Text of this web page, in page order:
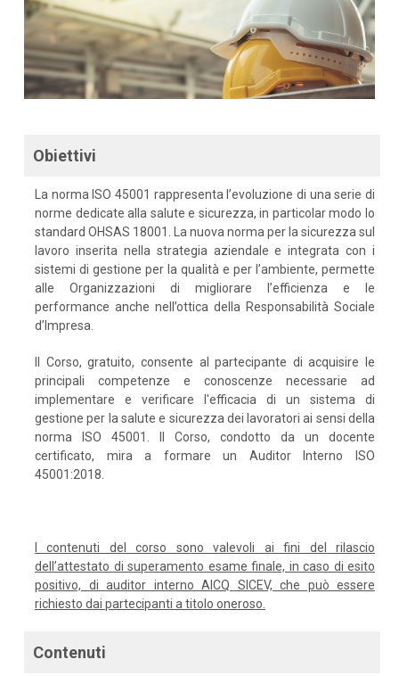
Obiettivi
La norma ISO 45001 rappresenta l’evoluzione di una serie di
norme dedicate alla salute e sicurezza, in particolar modo lo
standard OHSAS 18001. La nuova norma per la sicurezza sul
lavoro inserita nella strategia aziendale e integrata con i
sistemi di gestione per la qualità e per l’ambiente, permette
alle Organizzazioni di migliorare l’efficienza e le
performance anche nell’ottica della Responsabilità Sociale
d’Impresa.
Il Corso, gratuito, consente al partecipante di acquisire le
principali competenze e conoscenze necessarie ad
implementare e verificare l'efficacia di un sistema di
gestione per la salute e sicurezza dei lavoratori ai sensi della
norma ISO 45001. Il Corso, condotto da un docente
certificato, mira a formare un Auditor Interno ISO
45001:2018.
I contenuti del corso sono valevoli ai fini del rilascio
dell’attestato di superamento esame finale, in caso di esito
positivo, di auditor interno AICQ SICEV, che può essere
richiesto dai partecipanti a titolo oneroso.
Contenuti